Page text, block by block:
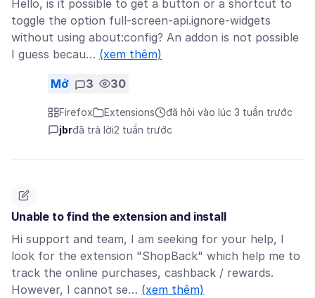
Hello, is it possible to get a button or a shortcut to
toggle the option full-screen-api.ignore-widgets
without using about:config? An addon is not possible
I guess becau… (xem thêm)
Mở 3 30
Firefox Extensions
đã hỏi vào lúc 3 tuần trước
jbrđã trả lời2 tuần trước
Unable to find the extension and install
Hi support and team, I am seeking for your help, I
look for the extension "ShopBack" which help me to
track the online purchases, cashback / rewards.
However, I cannot se… (xem thêm)